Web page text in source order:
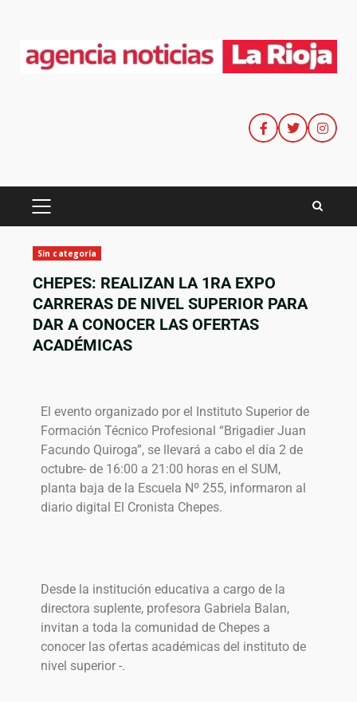
Sin categoría
CHEPES: REALIZAN LA 1RA EXPO
CARRERAS DE NIVEL SUPERIOR PARA
DAR A CONOCER LAS OFERTAS
ACADÉMICAS
El evento organizado por el Instituto Superior de
Formación Técnico Profesional “Brigadier Juan
Facundo Quiroga”, se llevará a cabo el día 2 de
octubre- de 16:00 a 21:00 horas en el SUM,
planta baja de la Escuela Nº 255, informaron al
diario digital El Cronista Chepes.
Desde la institución educativa a cargo de la
directora suplente, profesora Gabriela Balan,
invitan a toda la comunidad de Chepes a
conocer las ofertas académicas del instituto de
nivel superior -.